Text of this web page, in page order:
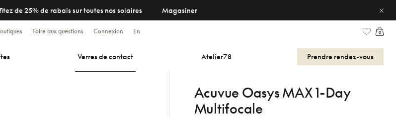
de 25% de rabais sur toutes nos solaires Magasiner
Foire aux questions Connexion En 0
Verres de contact Atelier78 Prendre rendez-vous
Acuvue Oasys MAX 1-Day
Multifocale